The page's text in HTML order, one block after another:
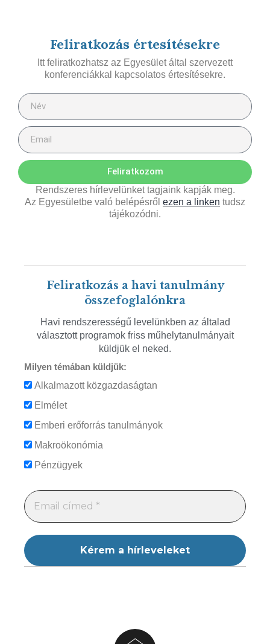
Feliratkozás értesítésekre
Itt feliratkozhatsz az Egyesület által szervezett
konferenciákkal kapcsolatos értesítésekre.
Feliratkozom
Rendszeres hírlevelünket tagjaink kapják meg.
Az Egyesületbe való belépésről ezen a linken tudsz
tájékozódni.
Feliratkozás a havi tanulmány
összefoglalónkra
Havi rendszerességű levelünkben az általad
választott programok friss műhelytanulmányait
küldjük el neked.
Milyen témában küldjük:
Alkalmazott közgazdaságtan
Elmélet
Emberi erőforrás tanulmányok
Makroökonómia
Pénzügyek